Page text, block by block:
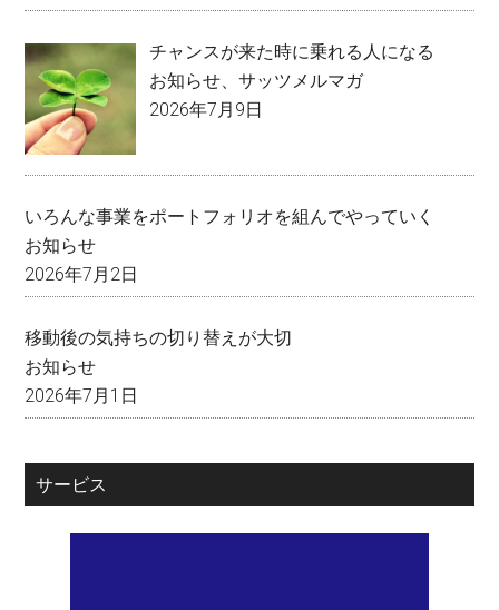
チャンスが来た時に乗れる人になる
お知らせ、サッツメルマガ
2026年7月9日
いろんな事業をポートフォリオを組んでやっていく
お知らせ
2026年7月2日
移動後の気持ちの切り替えが大切
お知らせ
2026年7月1日
サービス